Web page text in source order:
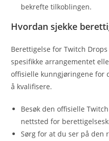
bekrefte tilkoblingen.
Hvordan sjekke
Berettigelse for Twitch
spesifikke arrangementet
offisielle kunngjøringene for
å kvalifisere.
Besøk den offisielle
nettsted for
Sørg for at du ser på den